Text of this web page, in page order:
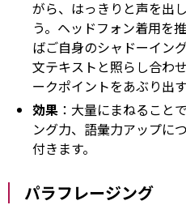
がら、はっきりと声を出
う。ヘッドフォン着用を
ばご自身のシャドーイン
文テキストと照らし合わ
ークポイントをあぶり出
効果 ：大量にまねること
ング力、語彙力アップに
付きます。
パラフレージング